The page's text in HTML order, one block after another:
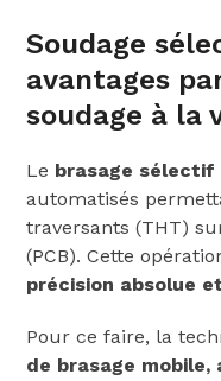
Soudage
avantages
soudage à la
Le brasage sélectif
automatisés
traversants (THT)
(PCB). Cette
précision absolue
Pour ce faire, la
de brasage